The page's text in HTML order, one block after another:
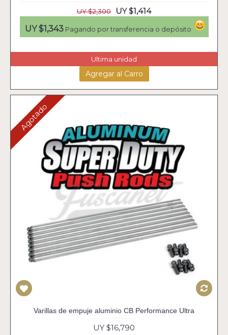
UY $2,300
UY $1,414
UY $1,343Pagando por transferencia o depósito
Ultima unidad
Agregar al Carro
Agotado
Varillas de empuje aluminio CB Performance Ultra
UY $16,790